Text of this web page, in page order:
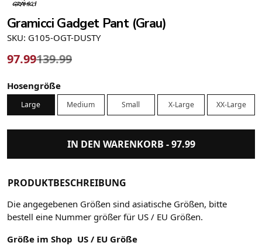
Gramicci Gadget Pant (Grau)
SKU: G105-OGT-DUSTY
97.99139.99
Hosengröße
Large Medium Small X-Large XX-Large
IN DEN WARENKORB -97.99
PRODUKTBESCHREIBUNG
Die angegebenen Größen sind asiatische Größen, bitte
bestell eine Nummer größer für US / EU Größen.
Größe im Shop US / EU Größe